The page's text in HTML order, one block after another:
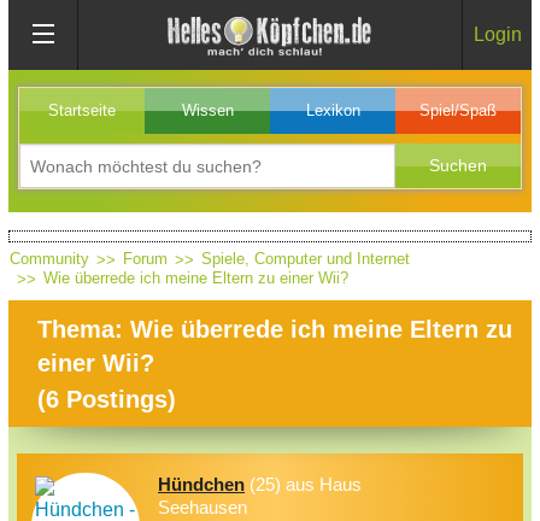
Login
Startseite Wissen Lexikon Spiel/Spaß
Community Forum
Spiele, Computer und Internet
Wie überrede ich meine Eltern zu einer Wii?
Thema: Wie überrede ich meine Eltern zu
einer Wii?
(6 Postings)
Hündchen (25) aus Haus
Seehausen